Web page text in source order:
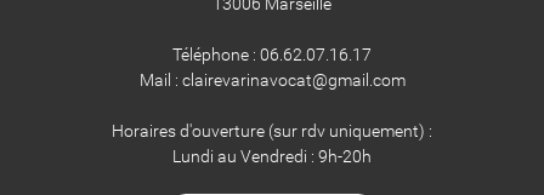
Téléphone : 06.62.07.16.17
Mail : clairevarinavocat@gmail.com
Horaires d'ouverture (sur rdv uniquement) :
Lundi au Vendredi : 9h-20h